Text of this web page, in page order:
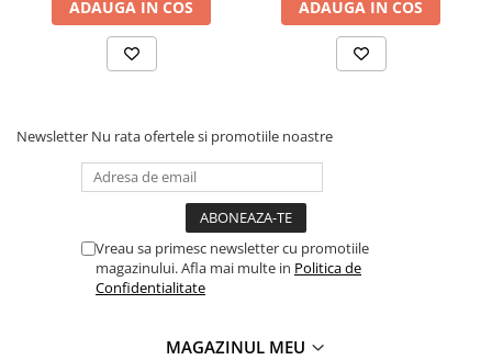
Masini pneumatice de filetat
Masini electrice de filetat
Exhaustor pentru aschii metal
magnetica
Instalatii de spalare a pieselor
Accesorii prelucrare metal
Universale de strung si accesorii
pentru strunguri
Falci pentru 3 bacuri PS3/ PO3
ADAUGA IN COS ADAUGA IN COS
Newsletter Nu rata ofertele si promotiile noastre
Vreau sa primesc newsletter cu promotiile
magazinului. Afla mai multe in Politica de
Confidentialitate
MAGAZINUL MEU